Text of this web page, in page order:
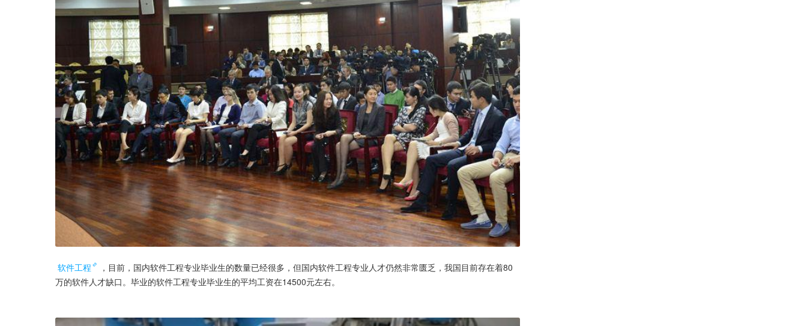
软件工程
，目前，国内软件工程专业毕业生的数量已经很多，但国内软件工程专业人才仍然非常匮乏，我国目前存在着80
万的软件人才缺口。毕业的软件工程专业毕业生的平均工资在14500元左右。